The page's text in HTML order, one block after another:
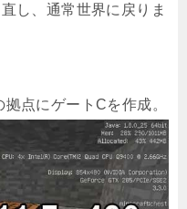
し、通常世界に戻りま
点にゲートCを作成。